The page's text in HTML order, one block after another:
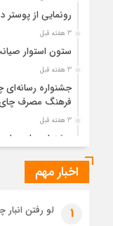
رونمایی از
3 هفته قبل
ستون استوار
3 هفته قبل
جشنواره رسانه‌ای
فرهنگ مصرف چای
3 هفته قبل
جشنواره ملی
1 ماه قبل
1 ماه قبل
اخبار مهم
1 لو رفتن